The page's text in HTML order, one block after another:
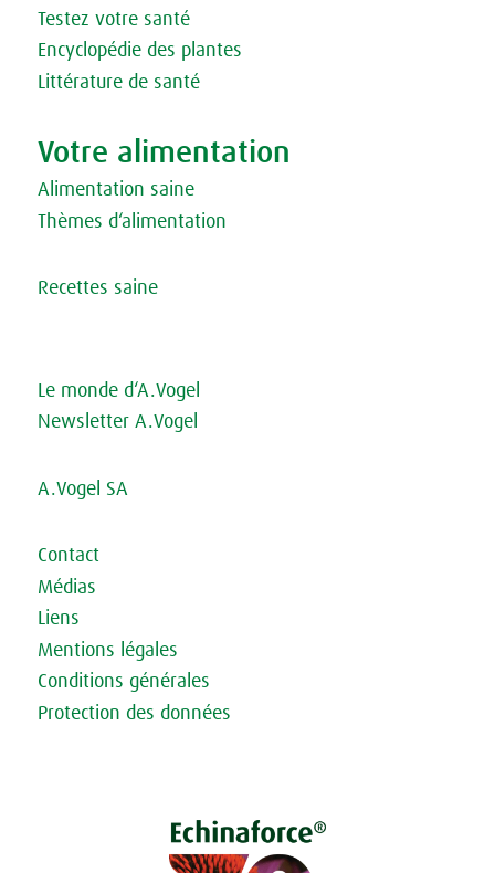
Testez votre santé
Encyclopédie des plantes
Littérature de santé
Votre alimentation
Alimentation saine
Thèmes d‘alimentation
Recettes saine
Le monde d‘A.Vogel
Newsletter A.Vogel
A.Vogel SA
Contact
Médias
Liens
Mentions légales
Conditions générales
Protection des données